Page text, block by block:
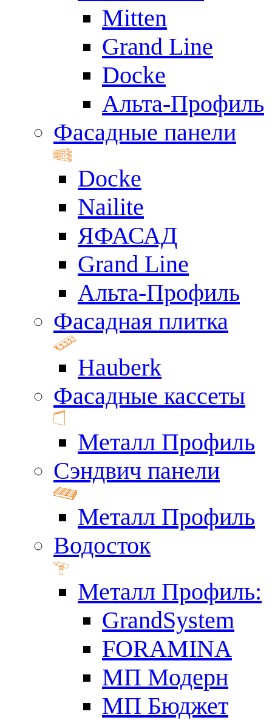
Mitten
Grand Line
Docke
Альта-Профиль
Фасадные панели
Docke
Nailite
ЯФАСАД
Grand Line
Альта-Профиль
Фасадная плитка
Hauberk
Фасадные кассеты
Металл Профиль
Сэндвич панели
Металл Профиль
Водосток
Металл Профиль:
GrandSystem
FORAMINA
МП Модерн
МП Бюджет